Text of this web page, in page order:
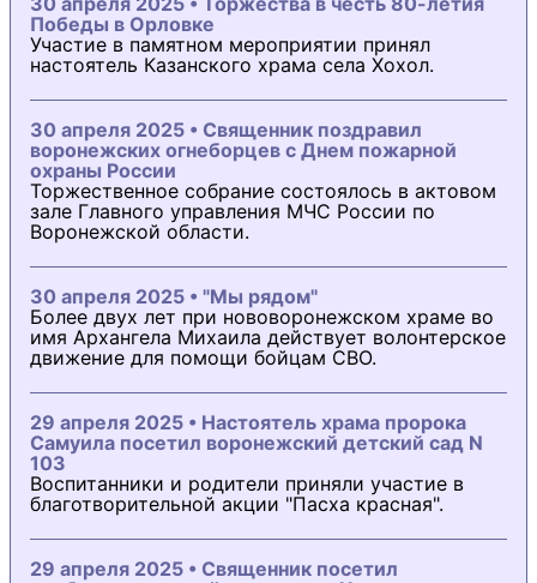
Победы в Орловке
Участие в памятном мероприятии принял
настоятель Казанского храма села Хохол.
30 апреля 2025 • Священник поздравил
воронежских огнеборцев с Днем пожарной
охраны России
Торжественное собрание состоялось в актовом
зале Главного управления МЧС России по
Воронежской области.
30 апреля 2025 • "Мы рядом"
Более двух лет при нововоронежском храме во
имя Архангела Михаила действует волонтерское
движение для помощи бойцам СВО.
29 апреля 2025 • Настоятель храма пророка
Самуила посетил воронежский детский сад N
103
Воспитанники и родители приняли участие в
благотворительной акции "Пасха красная".
29 апреля 2025 • Священник посетил